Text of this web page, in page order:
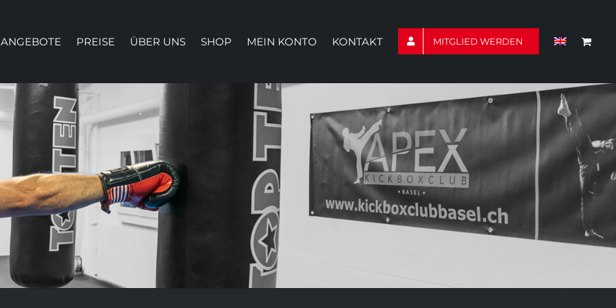
ANGEBOTE PREISE ÜBER UNS SHOP MEIN KONTO KONTAKT MITGLIED WERDEN